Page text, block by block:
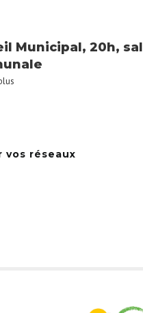
Municipal, 20h,
vos réseaux